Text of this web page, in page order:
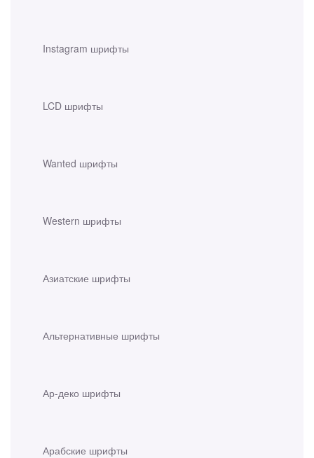
Instagram шрифты
LCD шрифты
Wanted шрифты
Western шрифты
Азиатские шрифты
Альтернативные шрифты
Ар-деко шрифты
Арабские шрифты